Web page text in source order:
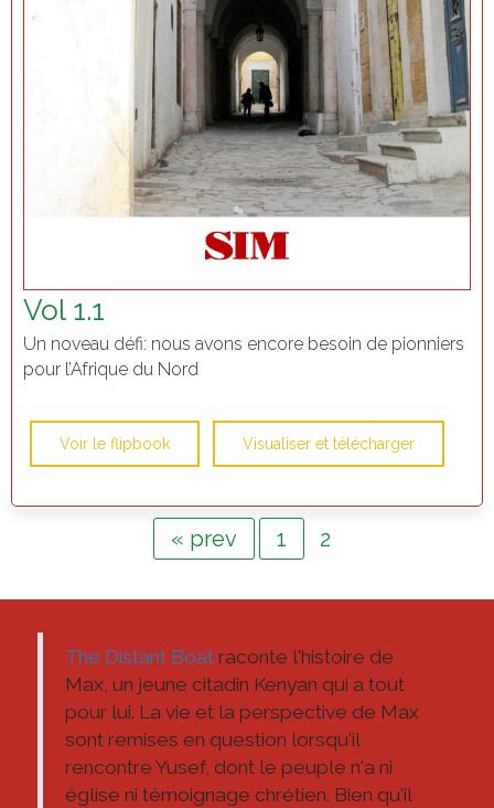
Vol 1.1
Un noveau défi: nous avons encore besoin de pionniers
pour l’Afrique du Nord
Voir le flipbook Visualiser et télécharger
« prev 1 2
The Distant Boat raconte l'histoire de
Max, un jeune citadin Kenyan qui a tout
pour lui. La vie et la perspective de Max
sont remises en question lorsqu'il
rencontre Yusef, dont le peuple n'a ni
église ni témoignage chrétien. Bien qu'il